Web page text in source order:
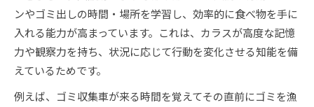
カラスの餌探し行動と都市部での知能活用
低空飛行やゴミ荒らしに見るカラスの特徴
カラスが頭上を通る理由とその意味を考察
都市のカラス行動から読み解く共存課題
ンやゴミ出しの時間・場所を学習し、効率的に食べ物を手に
入れる能力が高まっています。これは、カラスが高度な記憶
力や観察力を持ち、状況に応じて行動を変化させる知能を備
えているためです。
例えば、ゴミ収集車が来る時間を覚えてその直前にゴミを漁